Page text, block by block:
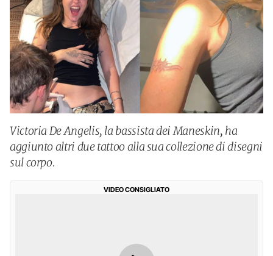
Victoria De Angelis, la bassista dei Maneskin, ha
aggiunto altri due tattoo alla sua collezione di disegni
sul corpo.
VIDEO CONSIGLIATO